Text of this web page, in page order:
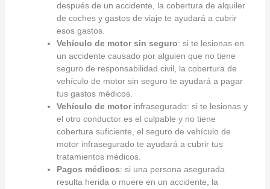
después de un accidente, la cobertura de alquiler
de coches y gastos de viaje te ayudará a cubrir
esos gastos.
Vehículo de motor sin seguro: si te lesionas en
un accidente causado por alguien que no tiene
seguro de responsabilidad civil, la cobertura de
vehículo de motor sin seguro te ayudará a pagar
tus gastos médicos.
Vehículo de motor infrasegurado: si te lesionas y
el otro conductor es el culpable y no tiene
cobertura suficiente, el seguro de vehículo de
motor infrasegurado te ayudará a cubrir tus
tratamientos médicos.
Pagos médicos: si una persona asegurada
resulta herida o muere en un accidente, la